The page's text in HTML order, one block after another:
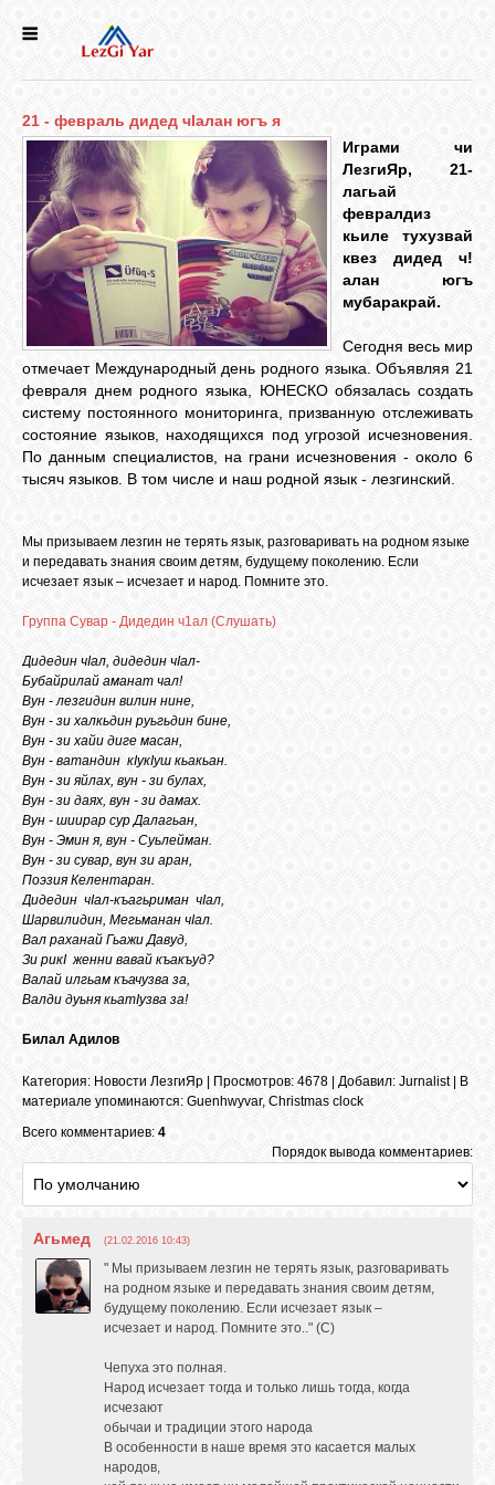
СЕЛА
ИСТОРИЯ
КУЛЬТУРА
ФОРУМ
О САЙТЕ
ФОТО
ВИДЕО
МУЗЫКА
САЙТЫ
ВХОД
21 - февраль дидед чIалан югъ я
Играми чи
ЛезгиЯр, 21-
лагьай
февралдиз
кьиле тухузвай
квез дидед ч!
алан югъ
мубаракрай.
Сегодня весь мир
отмечает Международный день родного языка. Объявляя 21
февраля днем родного языка, ЮНЕСКО обязалась создать
систему постоянного мониторинга, призванную отслеживать
состояние языков, находящихся под угрозой исчезновения.
По данным специалистов, на грани исчезновения - около 6
тысяч языков. В том числе и наш родной язык - лезгинский.
Мы призываем лезгин не терять язык, разговаривать на родном языке
и передавать знания своим детям, будущему поколению. Если
исчезает язык – исчезает и народ. Помните это.
Группа Сувар - Дидедин ч1ал (Слушать)
Дидедин чIал, дидедин чIал-
Бубайрилай аманат чал!
Вун - лезгидин вилин нине,
Вун - зи халкьдин руьгьдин бине,
Вун - зи хайи диге масан,
Вун - ватандин кIукIуш кьакьан.
Вун - зи яйлах, вун - зи булах,
Вун - зи даях, вун - зи дамах.
Вун - шиирар сур Далагьан,
Вун - Эмин я, вун - Суьлейман.
Вун - зи сувар, вун зи аран,
Поэзия Келентаран.
Дидедин чIал-къагьриман чIал,
Шарвилидин, Мегьманан чIал.
Вал раханай Гьажи Давуд,
Зи рикI женни вавай къакъуд?
Валай илгьам къачузва за,
Валди дуьня кьатIузва за!
Билал Адилов
Категория: Новости ЛезгиЯр Просмотров: 4678 | Добавил: Jurnalist|
В
материале упоминаются: Guenhwyvar, Christmas clock
Всего комментариев: 4
Порядок вывода комментариев:
Агьмед (21.02.2016 10:43)
" Мы призываем лезгин не терять язык, разговаривать
на родном языке и передавать знания своим детям,
будущему поколению. Если исчезает язык –
исчезает и народ. Помните это.." (С)
Чепуха это полная.
Народ исчезает тогда и только лишь тогда, когда
исчезают
обычаи и традиции этого народа
В особенности в наше время это касается малых
народов,